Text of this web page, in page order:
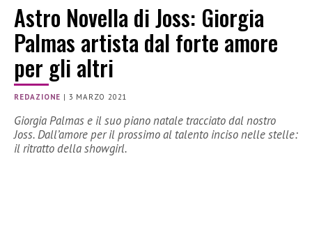
Astro Novella di Joss: Giorgia
Palmas artista dal forte amore
per gli altri
REDAZIONE | 3 MARZO 2021
Giorgia Palmas e il suo piano natale tracciato dal nostro
Joss. Dall’amore per il prossimo al talento inciso nelle stelle:
il ritratto della showgirl.